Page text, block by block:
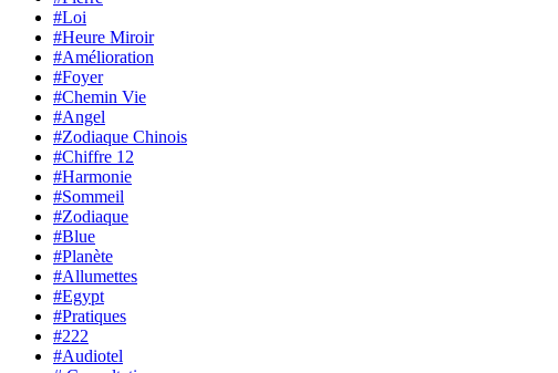
#Loi
#Heure Miroir
#Amélioration
#Foyer
#Chemin Vie
#Angel
#Zodiaque Chinois
#Chiffre 12
#Harmonie
#Sommeil
#Zodiaque
#Blue
#Planète
#Allumettes
#Egypt
#Pratiques
#222
#Audiotel